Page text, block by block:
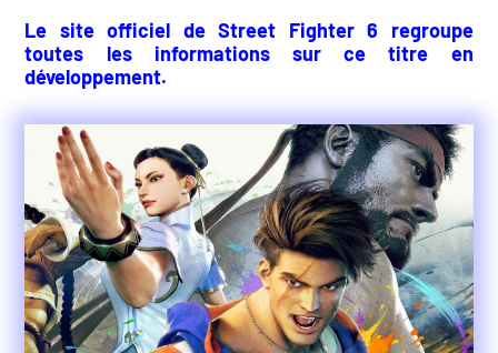
Le site officiel de Street Fighter 6 regroupe
toutes les informations sur ce titre en
développement.